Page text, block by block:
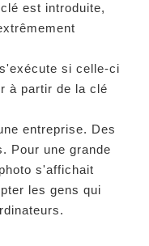
est introduite,
si celle-ci
à partir de la clé
entreprise. Des
Pour une grande
s'affichait
les gens qui